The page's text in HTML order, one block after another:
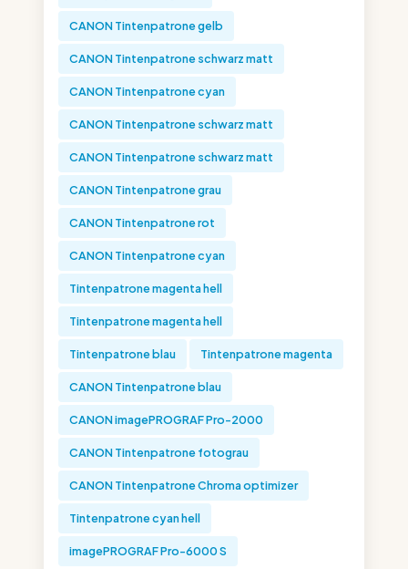
CANON Tintenpatrone gelb
CANON Tintenpatrone schwarz matt
CANON Tintenpatrone cyan
CANON Tintenpatrone schwarz matt
CANON Tintenpatrone schwarz matt
CANON Tintenpatrone grau
CANON Tintenpatrone rot
CANON Tintenpatrone cyan
Tintenpatrone magenta hell
Tintenpatrone magenta hell
Tintenpatrone blau Tintenpatrone magenta
CANON Tintenpatrone blau
CANON imagePROGRAF Pro-2000
CANON Tintenpatrone fotograu
CANON Tintenpatrone Chroma optimizer
Tintenpatrone cyan hell
imagePROGRAF Pro-6000 S